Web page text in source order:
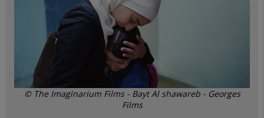
© The Imaginarium Films - Bayt Al shawareb - Georges
Films